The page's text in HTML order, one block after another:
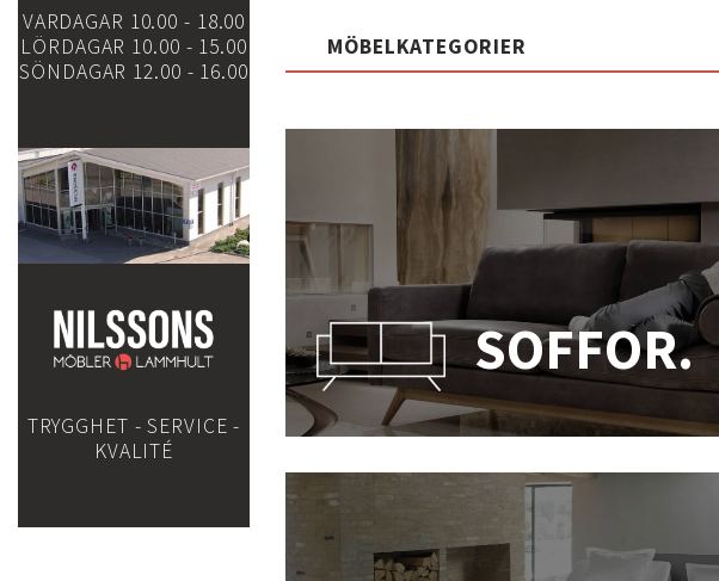
VARDAGAR 10.00 - 18.00
LÖRDAGAR 10.00 - 15.00
SÖNDAGAR 12.00 - 16.00
TRYGGHET - SERVICE -
KVALITÉ
MÖBELKATEGORIER
SOFFOR.